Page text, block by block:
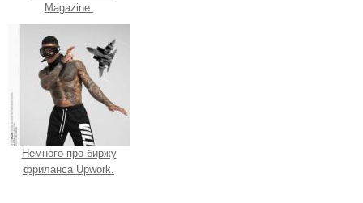
Magazine.
Немного про биржу
фриланса Upwork.